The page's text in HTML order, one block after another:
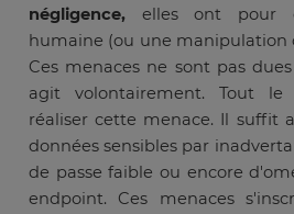
négligence, elles ont pour
humaine (ou une manipulation
Ces menaces ne sont pas
agit volontairement. Tout
réaliser cette menace. Il suffit
données sensibles par
de passe faible ou encore
endpoint. Ces menaces